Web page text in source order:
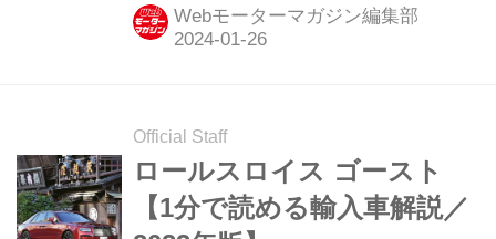
Webモーターマガジン編集部
Official Staff
ロールスロイス ゴースト
【1分で読める輸入車解説／